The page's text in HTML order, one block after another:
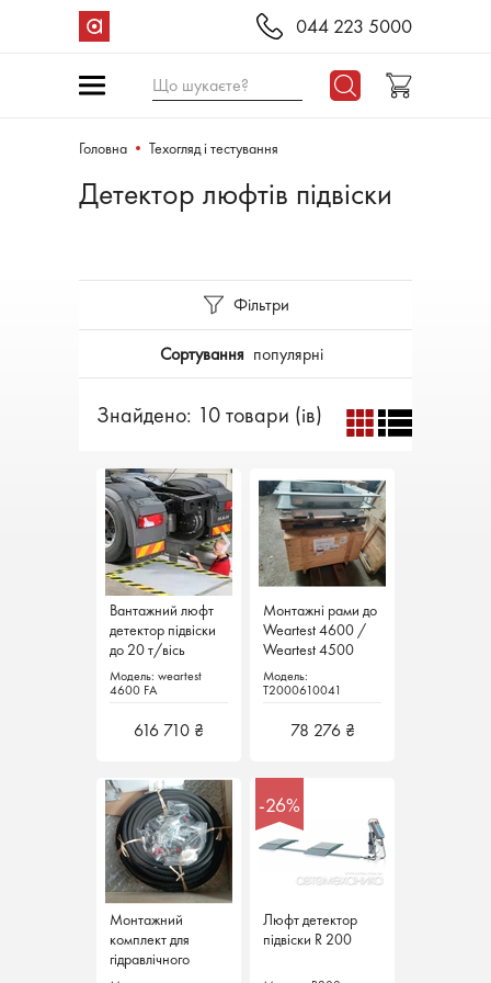
044 223 5000
Що шукаєте?
Головна Техогляд і тестування
Детектор люфтів підвіски
Фільтри
Сортування популярні
Знайдено: 10 товари (ів)
Вантажний люфт
детектор підвіски
до 20 т/вісь
weartest 4600 FA
Hofmann
Модель: weartest
4600 FA
616 710 ₴
Вантажний люфт
детектор підвіски
до 20 т/вісь
weartest 4600 FA
Hofmann
Модель: weartest
4600 FA
616 710 ₴
Монтажні рами до
Weartest 4600 /
Weartest 4500
Модель:
T2000610041
78 276 ₴
Монтажний
комплект для
гідравлічного
детектора люфтів
-26%
Люфт детектор
підвіски R 200
-26%
Люфт детектор
підвіски R 200